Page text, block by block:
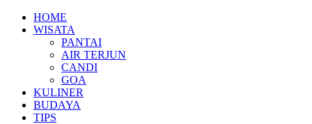
HOME
WISATA
PANTAI
AIR TERJUN
CANDI
GOA
KULINER
BUDAYA
TIPS